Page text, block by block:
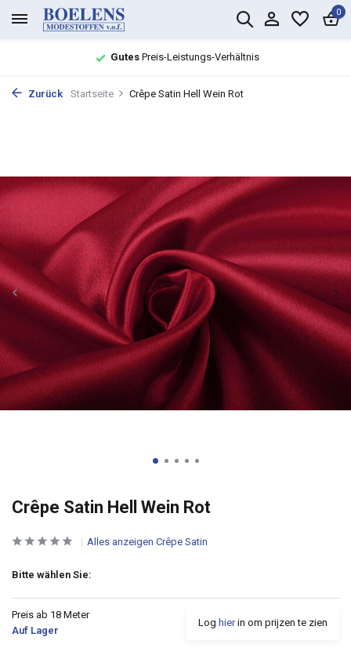
0
GutesPreis-Leistungs-Verhältnis
Zurück Startseite Crêpe Satin Hell Wein Rot
Crêpe Satin Hell Wein Rot
Alles anzeigen Crêpe Satin
Bitte wählen Sie:
Preis ab 18 Meter
Auf Lager
Log hierin om prijzen te zien